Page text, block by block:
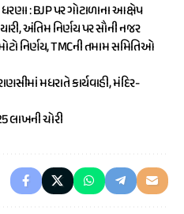
: BJP પર ગોટાળાના આક્ષેપ
અંતિમ નિર્ણય પર સૌની નજર
નિર્ણય, TMCની તમામ સમિતિઓ
મધરાતે કાર્યવાહી, મંદિર-
લાખની ચોરી